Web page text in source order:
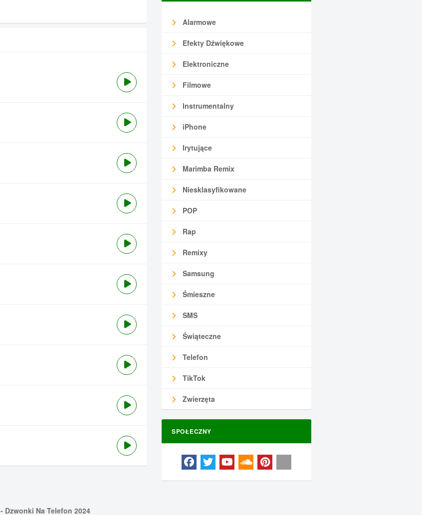
Alarmowe
Efekty Dźwiękowe
Elektroniczne
Filmowe
Instrumentalny
iPhone
Irytujące
Marimba Remix
Niesklasyfikowane
POP
Rap
Remixy
Samsung
Śmieszne
SMS
Świąteczne
Telefon
TikTok
Zwierzęta
SPOŁECZNY
- Dzwonki Na Telefon 2024